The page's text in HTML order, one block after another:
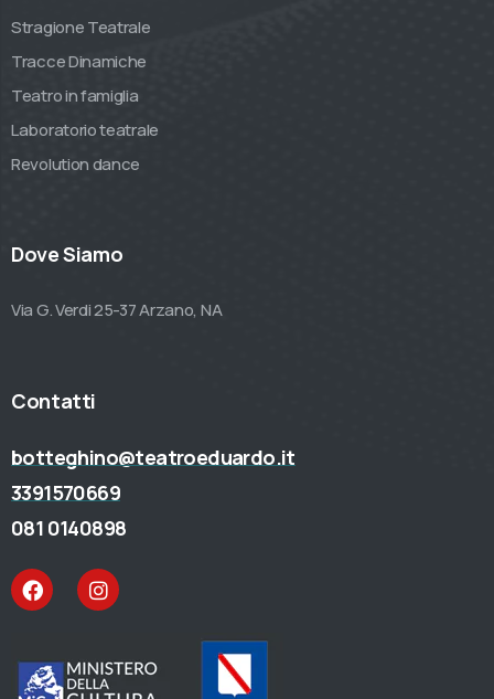
Stragione Teatrale
Tracce Dinamiche
Teatro in famiglia
Laboratorio teatrale
Revolution dance
Dove Siamo
Via G. Verdi 25-37 Arzano, NA
Contatti
botteghino@teatroeduardo.it
3391570669
081 0140898